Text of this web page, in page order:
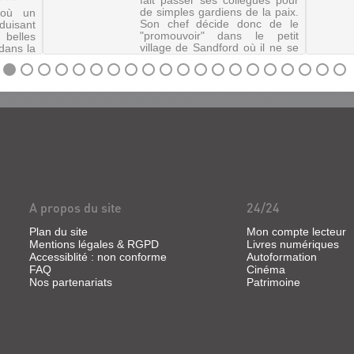
de simples gardiens de la paix.
Son chef décide donc de le
"promouvoir" dans le petit
village de Sandford où il ne se
un
la
A propos du site
Plan du site
Mentions légales & RGPD
Accessiblité : non conforme
FAQ
Nos partenariats
24/24
Mon compte lecteur
Livres numériques
Autoformation
Cinéma
Patrimoine